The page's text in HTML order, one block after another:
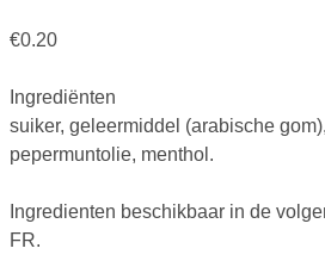
€0.20
Ingrediënten
suiker, geleermiddel (arabische
pepermuntolie, menthol.
Ingredienten beschikbaar in de
FR.